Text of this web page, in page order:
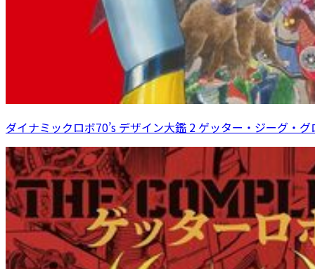
ダイナミックロボ70’s デザイン大鑑 2 ゲッター・ジーグ・